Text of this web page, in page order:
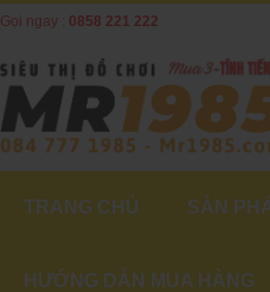
Gọi ngay : 0858 221 222
TRANG CHỦ SẢN
HƯỚNG DẪN MUA HÀNG